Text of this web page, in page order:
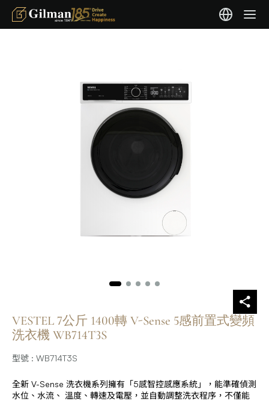
VESTEL 7公斤 1400轉 V-Sense 5感前置式變頻
洗衣機 WB714T3S
型號 : WB714T3S
全新 V-Sense 洗衣機系列擁有「5感智控感應系統」，能準確偵測
水位、水流、 溫度、轉速及電壓，並自動調整洗衣程序，不僅能